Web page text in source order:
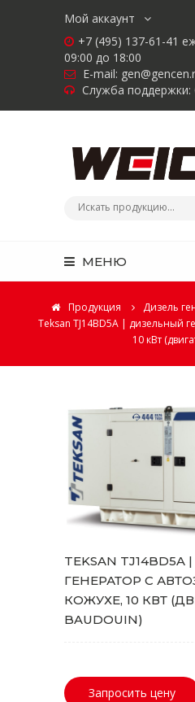
Мой аккаунт
+7 (495) 137-61-41
09:00 до 18:00
E-mail:
Служба поддержки:
МЕНЮ
Продукция Дизель
Teksan TJ14BD5A | дизельный
10 кВт
TEKSAN
ГЕНЕРАТОР С
КОЖУХЕ, 10 КВТ
BAUDOUIN)
Запросить цену